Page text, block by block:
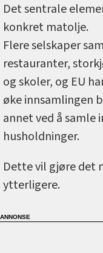
Det sentrale
konkret matolje.
Flere selskaper
restauranter,
og skoler, og EU
øke innsamlingen
annet ved å
husholdninger.
Dette vil gjøre det
ytterligere.